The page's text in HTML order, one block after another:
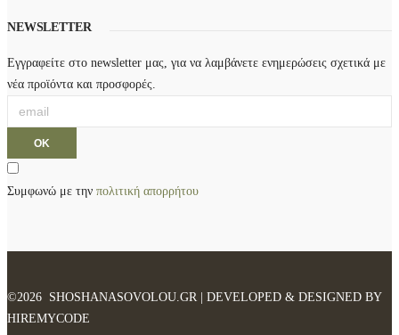
NEWSLETTER
Εγγραφείτε στο newsletter μας, για να λαμβάνετε ενημερώσεις σχετικά με
νέα προϊόντα και προσφορές.
Συμφωνώ με την πολιτική απορρήτου
©2026 SHOSHANASOVOLOU.GR | DEVELOPED & DESIGNED BY
HIREMYCODE